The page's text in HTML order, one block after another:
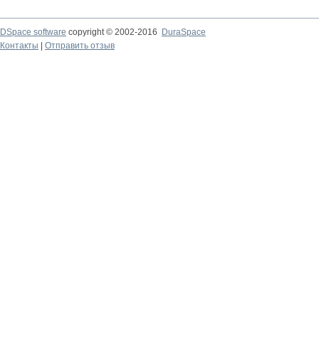
DSpace software copyright © 2002-2016
DuraSpace
Контакты
Отправить отзыв